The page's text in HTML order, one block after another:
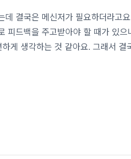
결국은 메신저가 필요하더라고
피드백을 주고받아야 할 때가 있
게 생각하는 것 같아요. 그래서 결